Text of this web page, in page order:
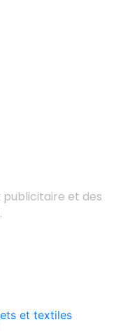
publicitaire et des
et textiles